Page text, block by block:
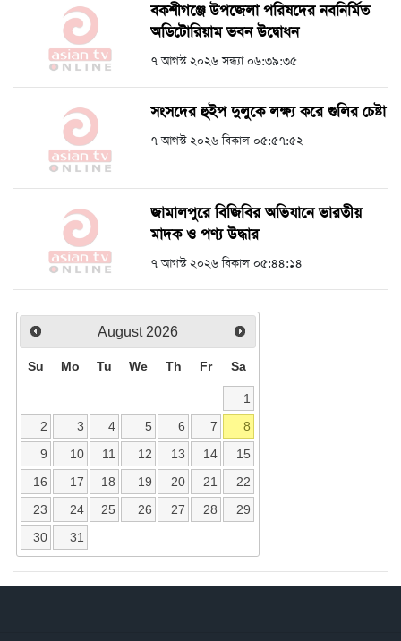
বকশীগঞ্জে উপজেলা পরিষদের নবনির্মিত
অডিটোরিয়াম ভবন উদ্বোধন
৭ আগস্ট ২০২৬ সন্ধ্যা ০৬:৩৯:৩৫
সংসদের হুইপ দুলুকে লক্ষ্য করে গুলির চেষ্টা
৭ আগস্ট ২০২৬ বিকাল ০৫:৫৭:৫২
জামালপুরে বিজিবির অভিযানে ভারতীয়
মাদক ও পণ্য উদ্ধার
৭ আগস্ট ২০২৬ বিকাল ০৫:৪৪:১৪
August 2026
Su Mo Tu We Th Fr Sa
1
2
3 4 5 6 7
8
9
10 11 12 13 14
15
16
17 18 19 20 21
22
23
24 25 26 27 28
29
30
31